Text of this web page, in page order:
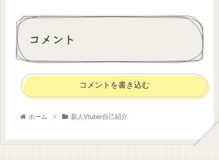
コメント
コメントを書き込む
ホーム 新人Vtuber自己紹介